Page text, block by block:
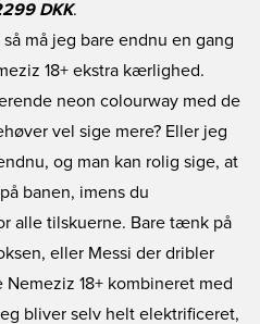
DKK.
må jeg bare endnu en gang
18+ ekstra kærlighed.
neon colourway med de
vel sige mere? Eller jeg
og man kan rolig sige, at
banen, imens du
alle tilskuerne. Bare tænk på
eller Messi der dribler
18+ kombineret med
bliver selv helt elektrificeret,